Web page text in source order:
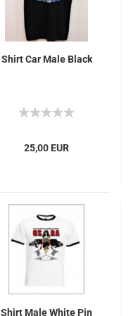
Shirt Car Male Black
25,00 EUR
Shirt Male White Pin